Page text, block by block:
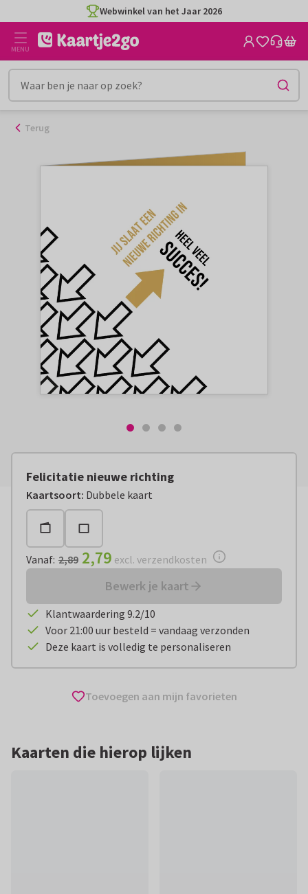
naar
inhoud
Webwinkel van het Jaar 2026
MENU
Terug
Felicitatie nieuwe richting
Kaartsoort: Dubbele kaart
Vanaf:€ 2,79 excl. verzendkosten
Vanaf: 2,89 2,79 excl. verzendkosten
Bewerk je kaart
Klantwaardering 9.2/10
Voor 21:00 uur besteld = vandaag verzonden
Deze kaart is volledig te personaliseren
Toevoegen aan mijn favorieten
Kaarten die hierop lijken